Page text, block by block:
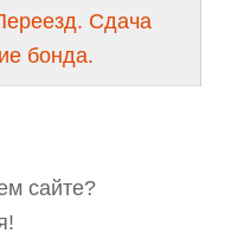
Сдача
бонда.
сайте?